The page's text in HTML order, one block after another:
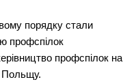
порядку стали
профспілок
профспілок на
Польщу.